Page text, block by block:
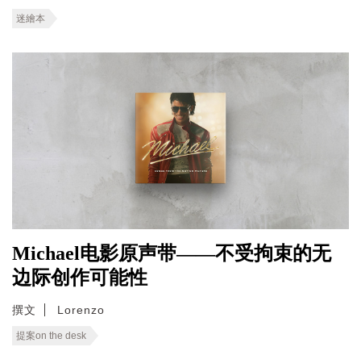
迷繪本
Michael电影原声带——不受拘束的无
边际创作可能性
撰文 Lorenzo
提案on the desk